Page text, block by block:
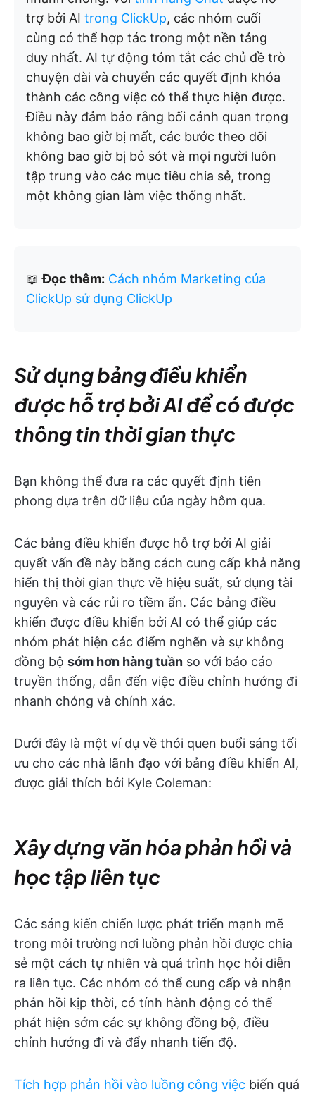
trợ bởi AI trong ClickUp, các nhóm cuối
cùng có thể hợp tác trong một nền tảng
duy nhất. AI tự động tóm tắt các chủ đề trò
chuyện dài và chuyển các quyết định khóa
thành các công việc có thể thực hiện được.
Điều này đảm bảo rằng bối cảnh quan trọng
không bao giờ bị mất, các bước theo dõi
không bao giờ bị bỏ sót và mọi người luôn
tập trung vào các mục tiêu chia sẻ, trong
một không gian làm việc thống nhất.
📖Đọc thêm: Cách nhóm Marketing của
ClickUp sử dụng ClickUp
Sử dụng bảng điều khiển
được hỗ trợ bởi AI để có được
thông tin thời gian thực
Bạn không thể đưa ra các quyết định tiên
phong dựa trên dữ liệu của ngày hôm qua.
Các bảng điều khiển được hỗ trợ bởi AI giải
quyết vấn đề này bằng cách cung cấp khả năng
hiển thị thời gian thực về hiệu suất, sử dụng tài
nguyên và các rủi ro tiềm ẩn. Các bảng điều
khiển được điều khiển bởi AI có thể giúp các
nhóm phát hiện các điểm nghẽn và sự không
đồng bộ sớm hơn hàng tuần so với báo cáo
truyền thống, dẫn đến việc điều chỉnh hướng đi
nhanh chóng và chính xác.
Dưới đây là một ví dụ về thói quen buổi sáng tối
ưu cho các nhà lãnh đạo với bảng điều khiển AI,
được giải thích bởi Kyle Coleman:
Xây dựng văn hóa phản hồi và
học tập liên tục
Các sáng kiến chiến lược phát triển mạnh mẽ
trong môi trường nơi luồng phản hồi được chia
sẻ một cách tự nhiên và quá trình học hỏi diễn
ra liên tục. Các nhóm có thể cung cấp và nhận
phản hồi kịp thời, có tính hành động có thể
phát hiện sớm các sự không đồng bộ, điều
chỉnh hướng đi và đẩy nhanh tiến độ.
Tích hợp phản hồi vào luồng công việc biến quá